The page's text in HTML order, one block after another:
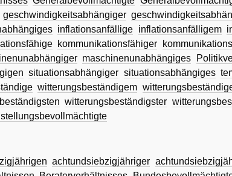
geschwindigkeitsabhängiger
inflationsanfällige inflationsanfälligem
kommunikationsfähiger
maschinenunabhängiges
situationsabhängiger situationsabhängiges
witterungsbeständigem
witterungsbeständigster
achtundsiebzigjähriger